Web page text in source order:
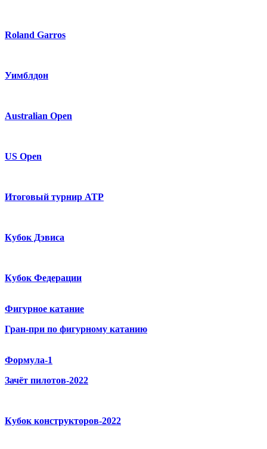
Roland Garros
Уимблдон
Australian Open
US Open
Итоговый турнир ATP
Кубок Дэвиса
Кубок Федерации
Фигурное катание
Гран-при по фигурному катанию
Формула-1
Зачёт пилотов-2022
Кубок конструкторов-2022